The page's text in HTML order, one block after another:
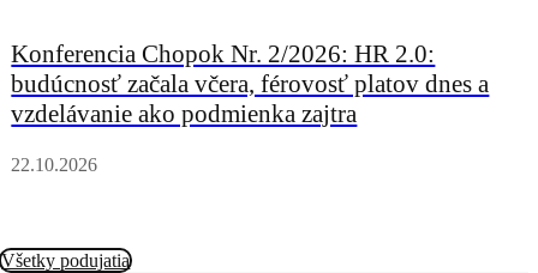
Konferencia Chopok Nr. 2/2026: HR 2.0:
budúcnosť začala včera, férovosť platov dnes a
vzdelávanie ako podmienka zajtra
22.10.2026
Všetky podujatia